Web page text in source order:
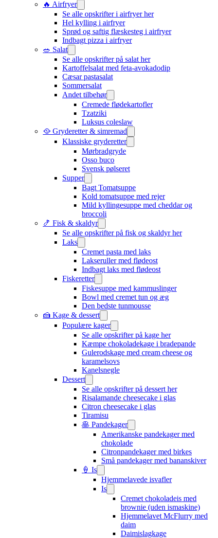
🔥 Airfryer
Se alle opskrifter i airfryer her
Hel kylling i airfryer
Sprød og saftig flæskesteg i airfryer
Indbagt pizza i airfryer
🥗 Salat
Se alle opskrifter på salat her
Kartoffelsalat med feta-avokadodip
Cæsar pastasalat
Sommersalat
Andet tilbehør
Cremede flødekartofler
Tzatziki
Luksus coleslaw
🥘 Gryderetter & simremad
Klassiske gryderetter
Mørbradgryde
Osso buco
Svensk pølseret
Supper
Bagt Tomatsuppe
Kold tomatsuppe med rejer
Mild kyllingesuppe med cheddar og
broccoli
🍤 Fisk & skaldyr
Se alle opskrifter på fisk og skaldyr her
Laks
Cremet pasta med laks
Lakseruller med flødeost
Indbagt laks med flødeost
Fiskeretter
Fiskesuppe med kammuslinger
Bowl med cremet tun og æg
Den bedste tunmousse
🍰 Kage & dessert
Populære kager
Se alle opskrifter på kage her
Kæmpe chokoladekage i bradepande
Gulerodskage med cream cheese og
karamelsovs
Kanelsnegle
Dessert
Se alle opskrifter på dessert her
Risalamande cheesecake i glas
Citron cheesecake i glas
Tiramisu
🥞 Pandekager
Amerikanske pandekager med
chokolade
Citronpandekager med birkes
Små pandekager med bananskiver
🍦 Is
Hjemmelavede isvafler
Is
Cremet chokoladeis med
brownie (uden ismaskine)
Hjemmelavet McFlurry med
daim
Daimislagkage